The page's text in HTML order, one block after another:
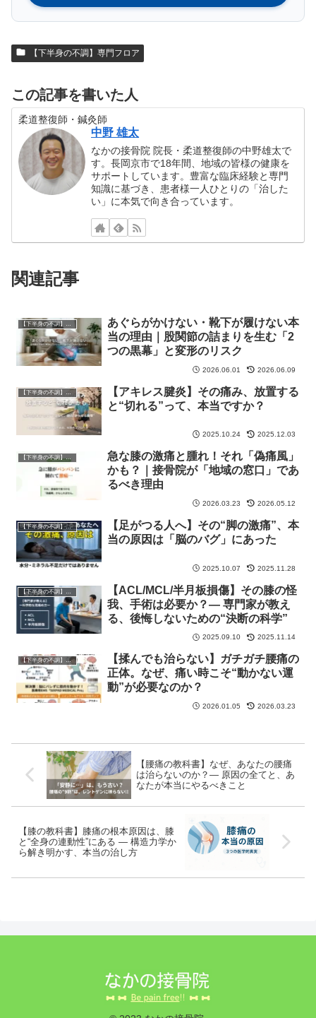
【下半身の不調】専門フロア
この記事を書いた人
柔道整復師・鍼灸師
中野 雄太
なかの接骨院 院長・柔道整復師の中野雄太で
す。長岡京市で18年間、地域の皆様の健康を
サポートしています。豊富な臨床経験と専門
知識に基づき、患者様一人ひとりの「治した
い」に本気で向き合っています。
関連記事
【下半身の不調】専門フロア
あぐらがかけない・靴下が履けない本
当の理由｜股関節の詰まりを生む「2
つの黒幕」と変形のリスク
2026.06.01 2026.06.09
【下半身の不調】専門フロア
【アキレス腱炎】その痛み、放置する
と“切れる”って、本当ですか？
2025.10.24 2025.12.03
【下半身の不調】専門フロア
急な膝の激痛と腫れ！それ「偽痛風」
かも？｜接骨院が「地域の窓口」であ
るべき理由
2026.03.23 2026.05.12
【下半身の不調】専門フロア
【足がつる人へ】その“脚の激痛”、本
当の原因は「脳のバグ」にあった
2025.10.07 2025.11.28
【ACL/MCL/半月板損傷】その膝の怪
我、手術は必要か？― 専門家が教え
る、後悔しないための“決断の科学”
2025.09.10 2025.11.14
【下半身の不調】専門フロア
【揉んでも治らない】ガチガチ腰痛の
正体。なぜ、痛い時こそ“動かない運
動”が必要なのか？
2026.01.05 2026.03.23
【腰痛の教科書】なぜ、あなたの腰痛
は治らないのか？― 原因の全てと、あ
なたが本当にやるべきこと
【膝の教科書】膝痛の根本原因は、膝
と“全身の連動性”にある ― 構造力学か
ら解き明かす、本当の治し方